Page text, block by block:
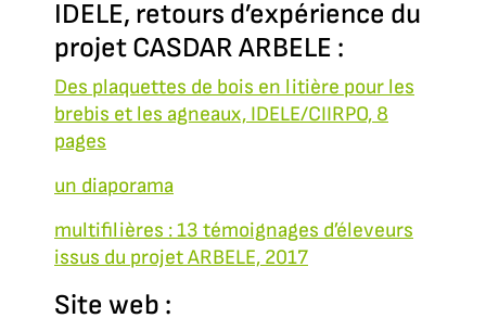
IDELE, retours d’expérience du
projet CASDAR ARBELE :
Des plaquettes de bois en litière pour les
brebis et les agneaux, IDELE/CIIRPO, 8
pages
un diaporama
multifilières : 13 témoignages d’éleveurs
issus du projet ARBELE, 2017
Site web :